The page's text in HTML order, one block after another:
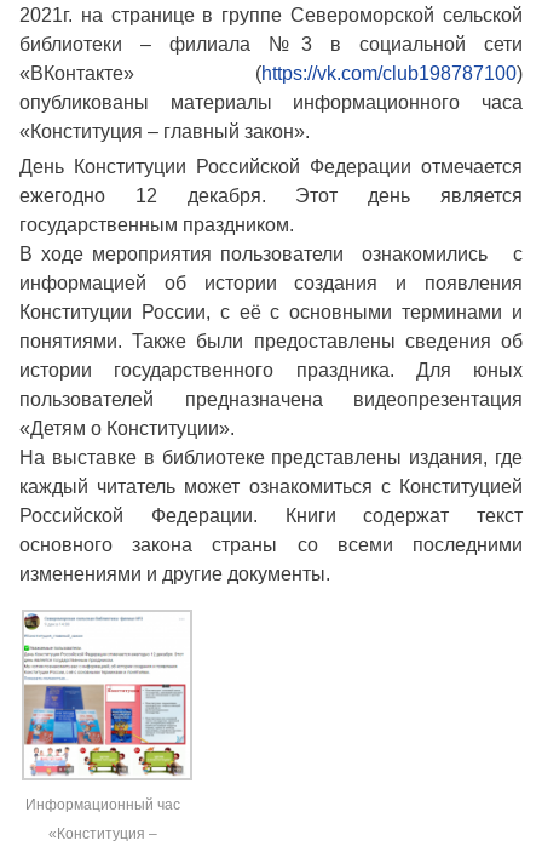
2021г. на странице в группе Североморской сельской
библиотеки – филиала №3 в социальной сети
«ВКонтакте» (https://vk.com/club198787100)
опубликованы материалы информационного часа
«Конституция – главный закон».
День Конституции Российской Федерации отмечается
ежегодно 12 декабря. Этот день является
государственным праздником.
В ходе мероприятия пользователи ознакомились с
информацией об истории создания и появления
Конституции России, с её с основными терминами и
понятиями. Также были предоставлены сведения об
истории государственного праздника. Для юных
пользователей предназначена видеопрезентация
«Детям о Конституции».
На выставке в библиотеке представлены издания, где
каждый читатель может ознакомиться с Конституцией
Российской Федерации. Книги содержат текст
основного закона страны со всеми последними
изменениями и другие документы.
Информационный час
«Конституция –